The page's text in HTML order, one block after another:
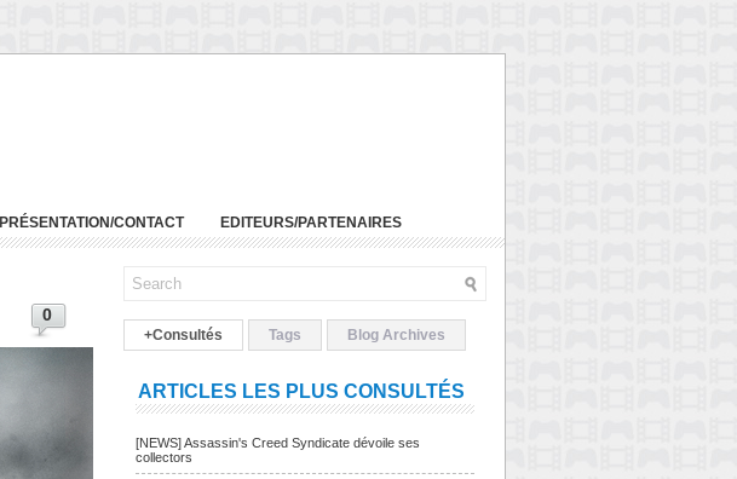
PRÉSENTATION/CONTACT EDITEURS/PARTENAIRES
0
+Consultés Tags Blog Archives
ARTICLES LES PLUS CONSULTÉS
[NEWS] Assassin's Creed Syndicate dévoile ses
collectors